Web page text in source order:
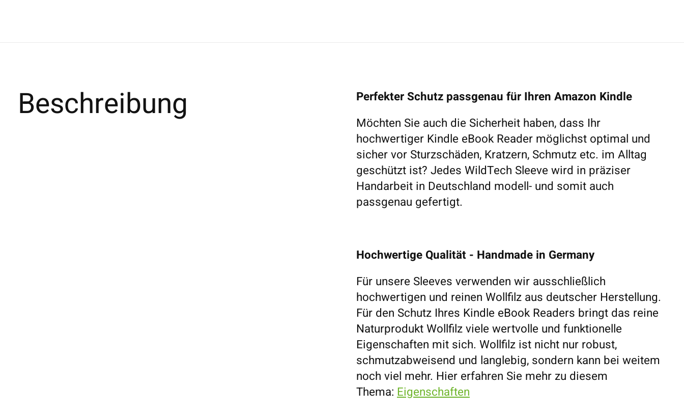
Beschreibung
Perfekter Schutz passgenau für Ihren Amazon Kindle
Möchten Sie auch die Sicherheit haben, dass Ihr
hochwertiger Kindle eBook Reader möglichst optimal und
sicher vor Sturzschäden, Kratzern, Schmutz etc. im Alltag
geschützt ist? Jedes WildTech Sleeve wird in präziser
Handarbeit in Deutschland modell- und somit auch
passgenau gefertigt.
Hochwertige Qualität - Handmade in Germany
Für unsere Sleeves verwenden wir ausschließlich
hochwertigen und reinen Wollfilz aus deutscher Herstellung.
Für den Schutz Ihres Kindle eBook Readers bringt das reine
Naturprodukt Wollfilz viele wertvolle und funktionelle
Eigenschaften mit sich. Wollfilz ist nicht nur robust,
schmutzabweisend und langlebig, sondern kann bei weitem
noch viel mehr. Hier erfahren Sie mehr zu diesem
Thema: Eigenschaften